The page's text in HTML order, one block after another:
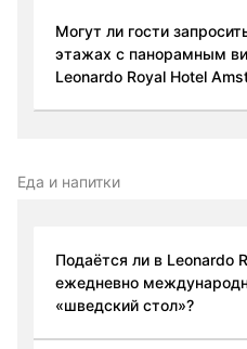
Могут ли гости
этажах с панорамным
Leonardo Royal Hotel
Еда и напитки
Подаётся ли в Leonardo
ежедневно
«шведский стол»?